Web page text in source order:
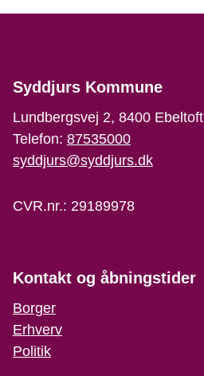
Syddjurs Kommune
Lundbergsvej 2, 8400 Ebeltoft
Telefon: 87535000
syddjurs@syddjurs.dk
CVR.nr.: 29189978
Kontakt og åbningstider
Borger
Erhverv
Politik